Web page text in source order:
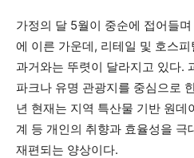
가정의 달 5월이 중순에 접어들
에 이른 가운데, 리테일 및 호스
과거와는 뚜렷이 달라지고 있다.
파크나 유명 관광지를 중심으로
년 현재는 지역 특산물 기반 원데
계 등 개인의 취향과 효율성을 극
재편되는 양상이다.